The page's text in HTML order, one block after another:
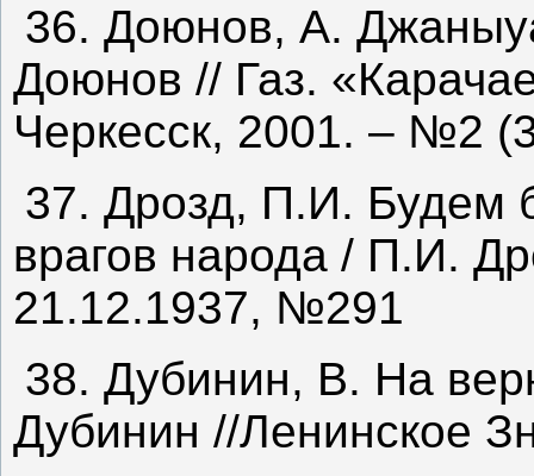
36. Доюнов, А.
Доюнов // Газ.
Черкесск, 2001. – №2
37. Дрозд, П.И. Будем
врагов народа / П.И.
21.12.1937, №291
38. Дубинин, В. На
Дубинин //Ленинское